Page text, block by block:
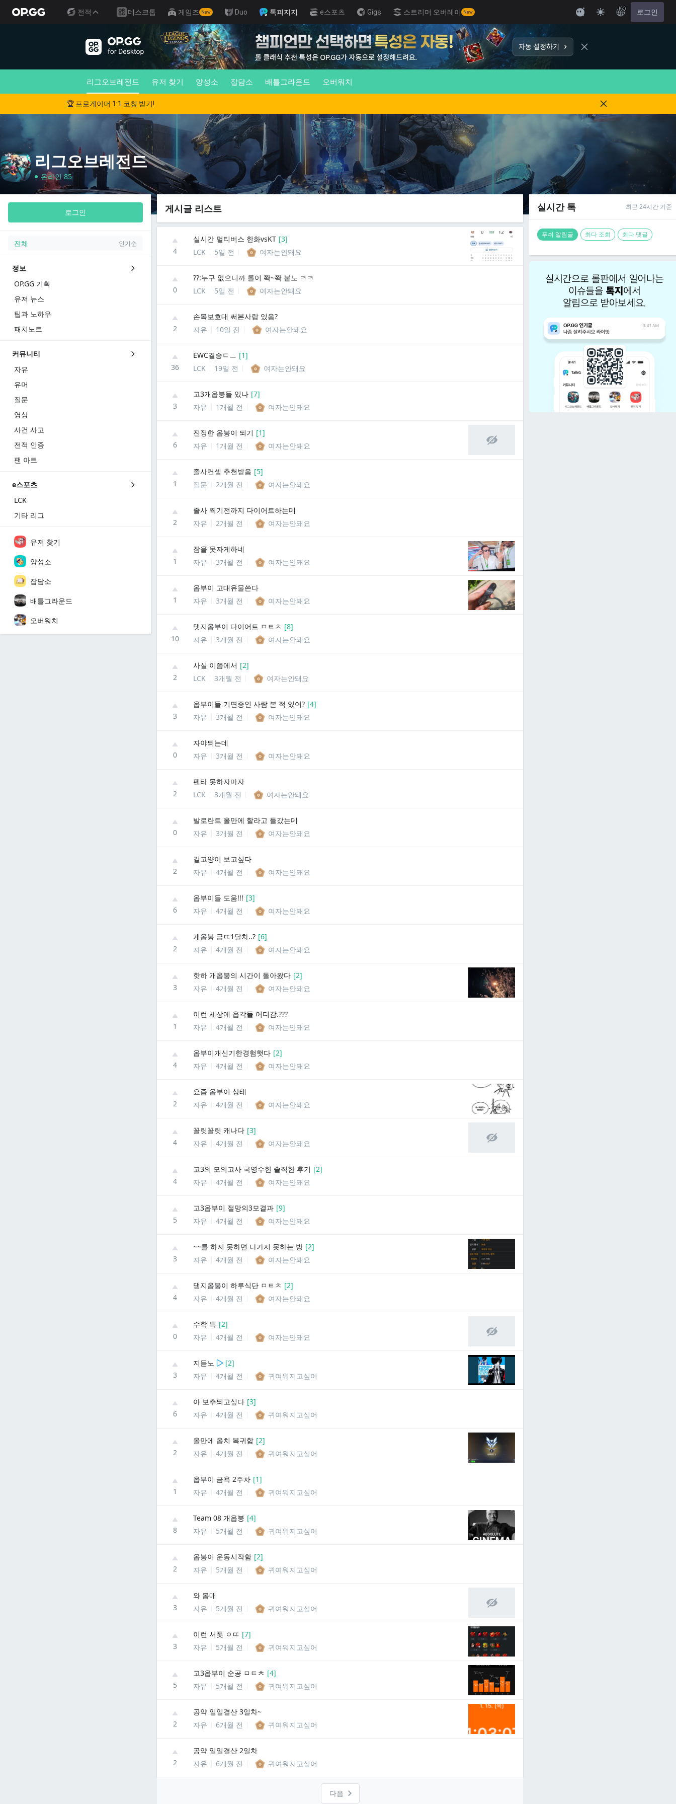
전적 데스크톱 게임즈 New Duo 톡피지지 e스포츠 Gigs 스트리머 오버레이 New
KO 로그인
리그오브레전드 유저 찾기 양성소 잡담소 배틀그라운드 오버워치
🏆 프로게이머 1:1 코칭 받기!
리그오브레전드
온라인 85
로그인
전체 인기순
정보
OP.GG 기획
유저 뉴스
팁과 노하우
패치노트
커뮤니티
자유
유머
질문
영상
사건 사고
전적 인증
팬 아트
e스포츠
LCK
기타 리그
유저 찾기
양성소
잡담소
배틀그라운드
오버워치
게시글 리스트
4
실시간 멀티버스 한화vsKT [3]
LCK
5일 전 여자는안돼요
0
??:누구 없으니까 롤이 쫙~쫙 붙노 ㅋㅋ
LCK
5일 전 여자는안돼요
2
손목보호대 써본사람 있음?
자유
10일 전 여자는안돼요
36
EWC결승ㄷㅡ [1]
LCK
19일 전 여자는안돼요
3
고3개옵붕들 있나 [7]
자유
1개월 전 여자는안돼요
6
진정한 옵붕이 되기 [1]
자유
1개월 전 여자는안돼요
1
졸사컨셉 추천받음 [5]
질문
2개월 전 여자는안돼요
2
졸사 찍기전까지 다이어트하는데
자유
2개월 전 여자는안돼요
1
잠을 못자게하네
자유
3개월 전 여자는안돼요
1
옵부이 고대유물쓴다
자유
3개월 전 여자는안돼요
10
댓지옵부이 다이어트 ㅁㅌㅊ [8]
자유
3개월 전 여자는안돼요
2
사실 이쯤에서 [2]
LCK
3개월 전 여자는안돼요
3
옵부이들 기면증인 사람 본 적 있어? [4]
자유
3개월 전 여자는안돼요
0
자야되는데
자유
3개월 전 여자는안돼요
2
펜타 못하자마자
LCK
3개월 전 여자는안돼요
0
발로란트 올만에 할라고 들갔는데
자유
3개월 전 여자는안돼요
2
길고양이 보고싶다
자유
4개월 전 여자는안돼요
6
옵부이들 도움!!! [3]
자유
4개월 전 여자는안돼요
2
개옵붕 금ㄸ1달차..? [6]
자유
4개월 전 여자는안돼요
3
핫하 개옵붕의 시간이 돌아왔다 [2]
자유
4개월 전 여자는안돼요
1
이런 세상에 옵각들 어디감.???
자유
4개월 전 여자는안돼요
4
옵부이개신기한경험햇다 [2]
자유
4개월 전 여자는안돼요
2
요즘 옵부이 상태
자유
4개월 전 여자는안돼요
4
꼴릿꼴릿 캐나다 [3]
자유
4개월 전 여자는안돼요
4
고3의 모의고사 국영수한 솔직한 후기 [2]
자유
4개월 전 여자는안돼요
5
고3옵부이 절망의3모결과 [9]
자유
4개월 전 여자는안돼요
3
~~를 하지 못하면 나가지 못하는 방 [2]
자유
4개월 전 여자는안돼요
4
댇지옵붕이 하루식단 ㅁㅌㅊ [2]
자유
4개월 전 여자는안돼요
0
수학 특 [2]
자유
4개월 전 여자는안돼요
3
지듣노 [2]
자유
4개월 전 귀여워지고싶어
6
아 보추되고싶다 [3]
자유
4개월 전 귀여워지고싶어
2
올만에 옵치 복귀함 [2]
자유
4개월 전 귀여워지고싶어
1
옵부이 금욕 2주차 [1]
자유
4개월 전 귀여워지고싶어
8
Team 08 개옵붕 [4]
자유
5개월 전 귀여워지고싶어
2
옵붕이 운동시작함 [2]
자유
5개월 전 귀여워지고싶어
3
와 몸매
자유
5개월 전 귀여워지고싶어
3
이런 서폿 ㅇㄸ [7]
자유
5개월 전 귀여워지고싶어
5
고3옵부이 순공 ㅁㅌㅊ [4]
자유
5개월 전 귀여워지고싶어
2
공약 일일결산 3일차~
자유
6개월 전 귀여워지고싶어
2
공약 일일결산 2일차
자유
6개월 전 귀여워지고싶어
다음
실시간 톡 최근 24시간 기준
푸쉬 알림글 최다 조회 최다 댓글